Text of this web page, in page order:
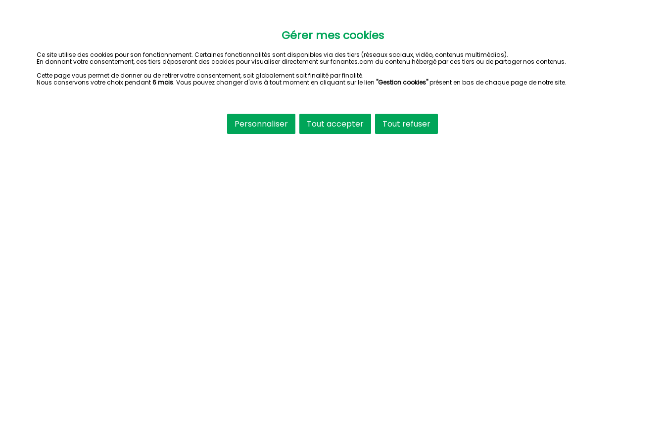
Gérer mes cookies
Ce site utilise des cookies pour son fonctionnement. Certaines fonctionnalités sont disponibles via des tiers (réseaux sociaux, vidéo, contenus multimédias).
En donnant votre consentement, ces tiers déposeront des cookies pour visualiser directement sur fcnantes.com du contenu hébergé par ces tiers ou de partager nos contenus.
Cette page vous permet de donner ou de retirer votre consentement, soit globalement soit finalité par finalité.
Nous conservons votre choix pendant6 mois. Vous pouvez changer d'avis à tout moment en cliquant sur le lien"Gestion cookies"présent en bas de chaque page de notre site.
Personnaliser Tout accepter Tout refuser